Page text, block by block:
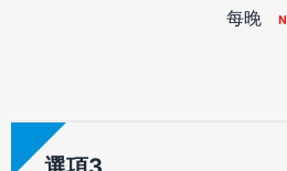
每晚